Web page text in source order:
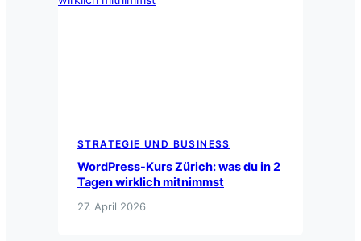
STRATEGIE UND BUSINESS
WordPress-Kurs Zürich: was du in 2
Tagen wirklich mitnimmst
27. April 2026